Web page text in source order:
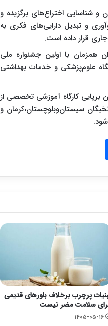
و شناسایی اختراع‌های برگزیده و
و تبدیل دارایی‌های فکری به
قرار داده است.
همزمان با اولین جشنواره ملی
علوم‌پزشکی و خدمات بهداشتی
کارگاه آموزشی تخصصی از
سیستان‌وبلوچستان،کرمان و
پرچرب برخلاف باورهای قدیمی
سلامت مضر نیست
۱۴۰۵-۰۵-۱۶